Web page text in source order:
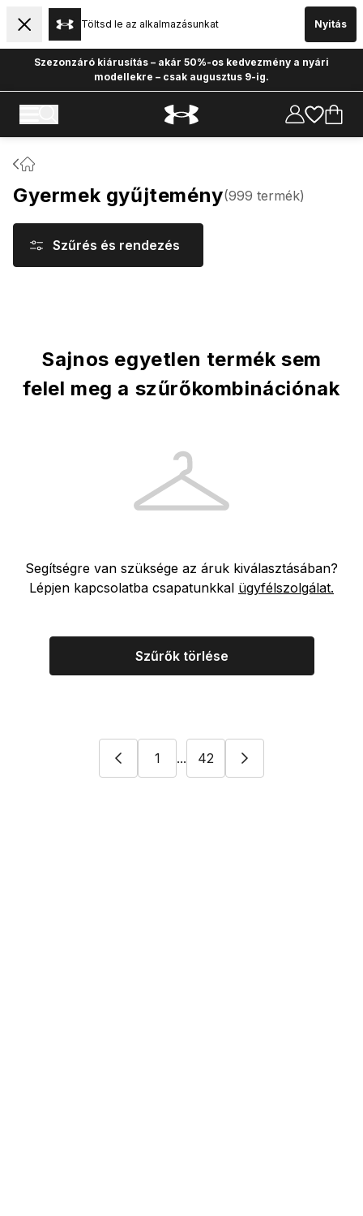
Töltsd le az alkalmazásunkat Nyitás
Szezonzáró kiárusítás – akár 50%-os kedvezmény a nyári
modellekre – csak augusztus 9-ig.
Gyermek gyűjtemény(999 termék)
Szűrés és rendezés
Sajnos egyetlen termék sem
felel meg a szűrőkombinációnak
Segítségre van szüksége az áruk kiválasztásában?
Lépjen kapcsolatba csapatunkkal ügyfélszolgálat.
Szűrők törlése
1 ... 42